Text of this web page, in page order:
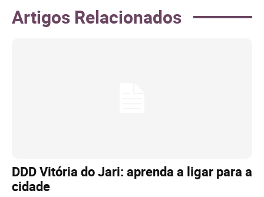
Artigos Relacionados
DDD Vitória do Jari: aprenda a ligar para a
cidade